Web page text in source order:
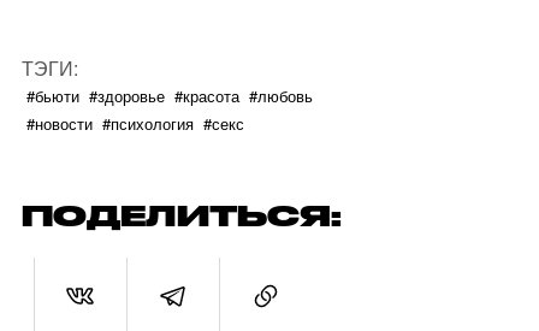
ТЭГИ:
#бьюти #здоровье #красота #любовь
#новости #психология #секс
ПОДЕЛИТЬСЯ: